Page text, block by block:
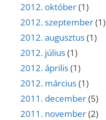
2012. október(1)
2012. szeptember(1)
2012. augusztus(1)
2012. július(1)
2012. április(1)
2012. március(1)
2011. december(5)
2011. november(2)